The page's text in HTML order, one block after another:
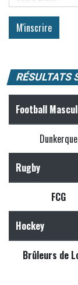
RÉSULTATS
Football
Dunkerque
Rugby
FCG
Hockey
Brûleurs de